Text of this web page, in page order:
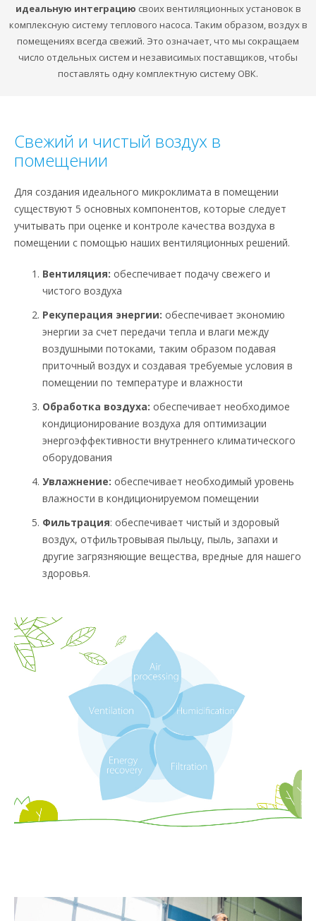
идеальную интеграцию своих вентиляционных установок в
комплексную систему теплового насоса. Таким образом, воздух в
помещениях всегда свежий. Это означает, что мы сокращаем
число отдельных систем и независимых поставщиков, чтобы
поставлять одну комплектную систему ОВК.
Свежий и чистый воздух в
помещении
Для создания идеального микроклимата в помещении
существуют 5 основных компонентов, которые следует
учитывать при оценке и контроле качества воздуха в
помещении с помощью наших вентиляционных решений.
Вентиляция: обеспечивает подачу свежего и
чистого воздуха
Рекуперация энергии: обеспечивает экономию
энергии за счет передачи тепла и влаги между
воздушными потоками, таким образом подавая
приточный воздух и создавая требуемые условия в
помещении по температуре и влажности
Обработка воздуха: обеспечивает необходимое
кондиционирование воздуха для оптимизации
энергоэффективности внутреннего климатического
оборудования
Увлажнение: обеспечивает необходимый уровень
влажности в кондиционируемом помещении
Фильтрация: обеспечивает чистый и здоровый
воздух, отфильтровывая пыльцу, пыль, запахи и
другие загрязняющие вещества, вредные для нашего
здоровья.